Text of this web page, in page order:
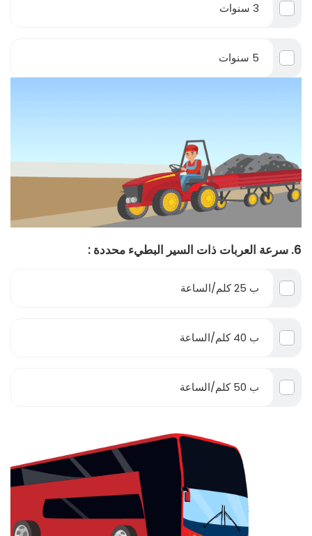
3 سنوات
5 سنوات
6. سرعة العربات ذات السير البطيء محددة :
ب 25 كلم/الساعة
ب 40 كلم/الساعة
ب 50 كلم/الساعة